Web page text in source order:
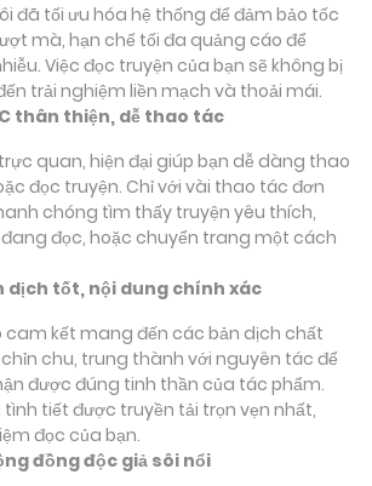
đã tối ưu hóa hệ thống để đảm bảo tốc
mà, hạn chế tối đa quảng cáo để
Việc đọc truyện của bạn sẽ không bị
trải nghiệm liền mạch và thoải mái.
thân thiện, dễ thao tác
quan, hiện đại giúp bạn dễ dàng thao
đọc truyện. Chỉ với vài thao tác đơn
chóng tìm thấy truyện yêu thích,
đọc, hoặc chuyển trang một cách
dịch tốt, nội dung chính xác
kết mang đến các bản dịch chất
chu, trung thành với nguyên tác để
được đúng tinh thần của tác phẩm.
tiết được truyền tải trọn vẹn nhất,
đọc của bạn.
đồng độc giả sôi nổi